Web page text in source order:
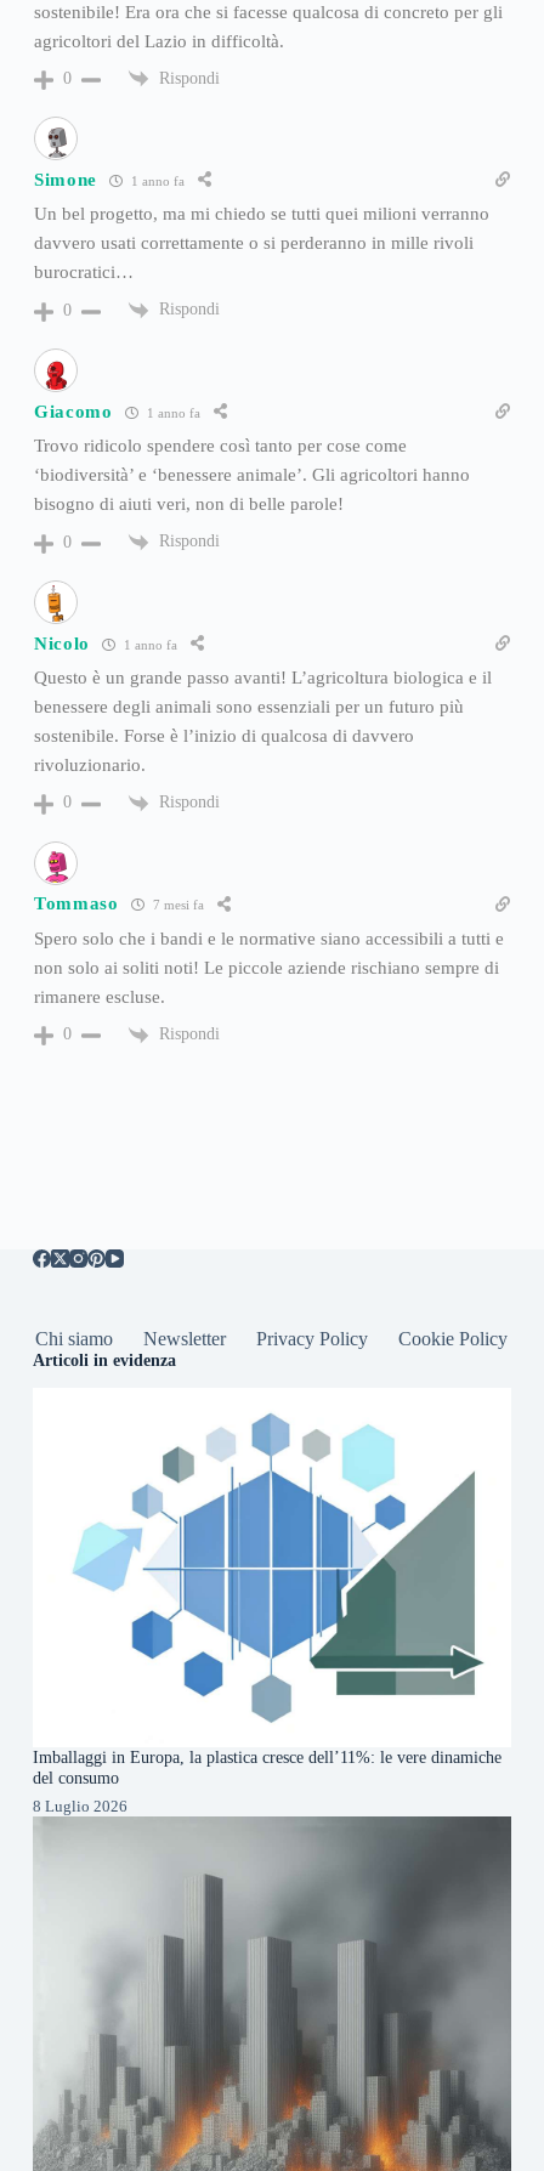
sostenibile! Era ora che si facesse qualcosa di concreto per gli
agricoltori del Lazio in difficoltà.
0 Rispondi
Simone 1 anno fa
Un bel progetto, ma mi chiedo se tutti quei milioni verranno
davvero usati correttamente o si perderanno in mille rivoli
burocratici…
0 Rispondi
Giacomo 1 anno fa
Trovo ridicolo spendere così tanto per cose come
‘biodiversità’ e ‘benessere animale’. Gli agricoltori hanno
bisogno di aiuti veri, non di belle parole!
0 Rispondi
Nicolo 1 anno fa
Questo è un grande passo avanti! L’agricoltura biologica e il
benessere degli animali sono essenziali per un futuro più
sostenibile. Forse è l’inizio di qualcosa di davvero
rivoluzionario.
0 Rispondi
Tommaso 7 mesi fa
Spero solo che i bandi e le normative siano accessibili a tutti e
non solo ai soliti noti! Le piccole aziende rischiano sempre di
rimanere escluse.
0 Rispondi
Chi siamo Newsletter Privacy Policy Cookie Policy
Articoli in evidenza
Imballaggi in Europa, la plastica cresce dell’11%: le vere dinamiche
del consumo
8 Luglio 2026